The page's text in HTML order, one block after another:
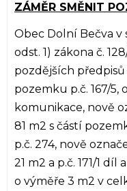
ZÁMĚR SMĚNIT
Obec Dolní Bečva v
odst. 1) zákona č.
pozdějších
pozemku p.č. 167/
komunikace, nově
81 m2 s částí
p.č. 274, nově
21 m2 a p.č. 171/1
o výměře 3 m2 v